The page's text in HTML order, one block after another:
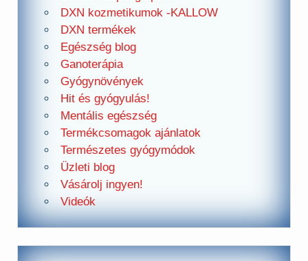
DXN kozmetikumok -KALLOW
DXN termékek
Egészség blog
Ganoterápia
Gyógynövények
Hit és gyógyulás!
Mentális egészség
Termékcsomagok ajánlatok
Természetes gyógymódok
Üzleti blog
Vásárolj ingyen!
Videók